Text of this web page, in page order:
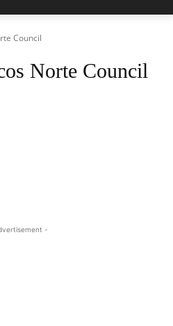
Council
Norte Council
-